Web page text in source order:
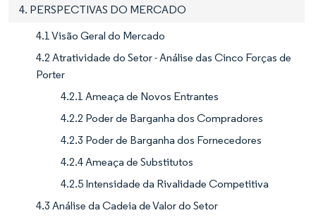
4. PERSPECTIVAS DO MERCADO
4.1 Visão Geral do Mercado
4.2 Atratividade do Setor - Análise das Cinco Forças de
Porter
4.2.1 Ameaça de Novos Entrantes
4.2.2 Poder de Barganha dos Compradores
4.2.3 Poder de Barganha dos Fornecedores
4.2.4 Ameaça de Substitutos
4.2.5 Intensidade da Rivalidade Competitiva
4.3 Análise da Cadeia de Valor do Setor